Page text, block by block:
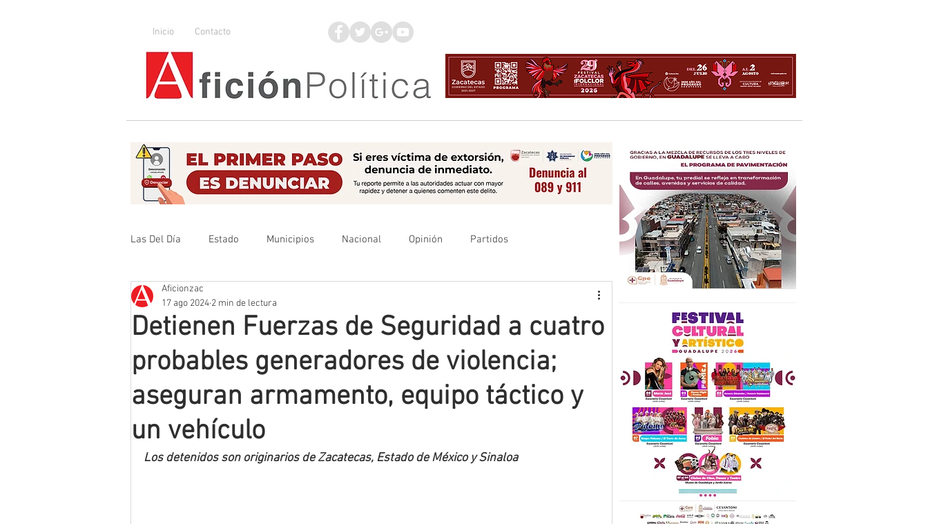
Inicio Contacto
Las Del Día Estado Municipios Nacional Opinión Partidos
Que no se olvide
Mineros LNBP
Detienen Fuerzas de Seguridad a cuatro
probables generadores de violencia;
aseguran armamento, equipo táctico y
un vehículo
Aficionzac
17 ago 2024 2 min de lectura
Los detenidos son originarios de Zacatecas, Estado de México y Sinaloa